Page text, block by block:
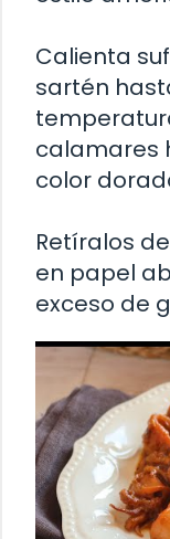
Calienta
sartén
calamares
color
Retíralos
en papel
exceso de